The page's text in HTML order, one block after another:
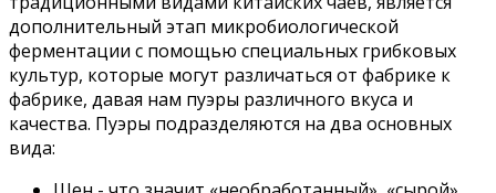
дополнительный этап микробиологической
ферментации с помощью специальных грибковых
культур, которые могут различаться от фабрике к
фабрике, давая нам пуэры различного вкуса и
качества. Пуэры подразделяются на два основных
вида: